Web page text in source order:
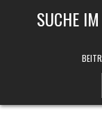
SUCHE